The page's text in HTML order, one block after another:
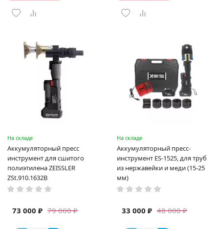
На складе
Аккумуляторный пресс
инструмент для сшитого
полиэтилена ZEISSLER
ZSt.910.1632B
79 000 ₽
73 000 ₽
На складе
Аккумуляторный пресс-
инструмент ES-1525, для труб
из нержавейки и меди (15-25
мм)
48 000 ₽
33 000 ₽